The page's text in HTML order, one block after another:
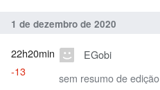
1 de dezembro de 2020
EGobi
sem resumo de edição
22h20min
-13